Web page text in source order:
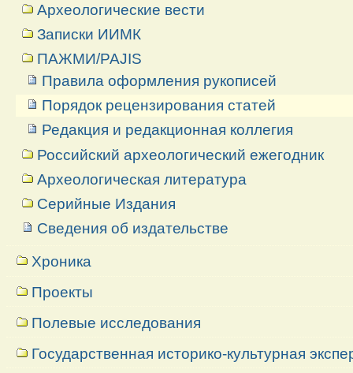
Археологические вести
Записки ИИМК
ПАЖМИ/PAJIS
Правила оформления рукописей
Порядок рецензирования статей
Редакция и редакционная коллегия
Российский археологический ежегодник
Археологическая литература
Серийные Издания
Сведения об издательстве
Хроника
Проекты
Полевые исследования
Государственная историко-культурная